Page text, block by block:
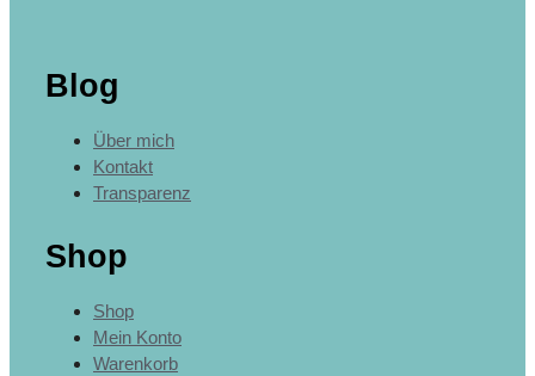
Blog
Über mich
Kontakt
Transparenz
Shop
Shop
Mein Konto
Warenkorb